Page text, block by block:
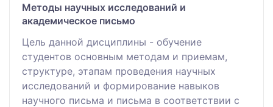
Методы научных исследований и
академическое письмо
Цель данной дисциплины - обучение
студентов основным методам и приемам,
структуре, этапам проведения научных
исследований и формирование навыков
научного письма и письма в соответствии с